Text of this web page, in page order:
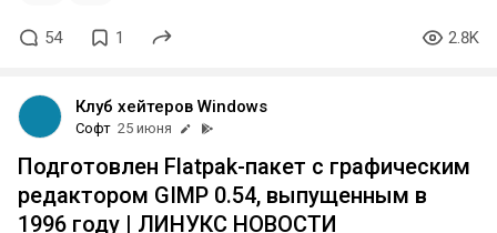
54 1 2.8K
Клуб хейтеров Windows
Софт 25 июня
Подготовлен Flatpak-пакет с графическим
редактором GIMP 0.54, выпущенным в
1996 году | ЛИНУКС НОВОСТИ